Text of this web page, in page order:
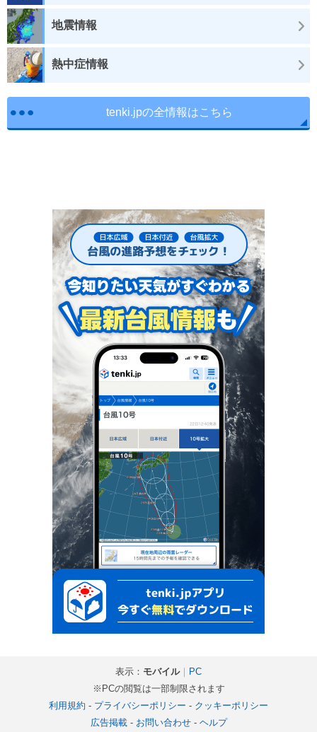
地震情報
熱中症情報
tenki.jpの全情報はこちら
表示： モバイル｜ PC
※PCの閲覧は一部制限されます
利用規約 - プライバシーポリシー - クッキーポリシー
広告掲載- お問い合わせ- ヘルプ